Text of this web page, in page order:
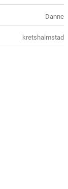
Danne
kretshalmstad